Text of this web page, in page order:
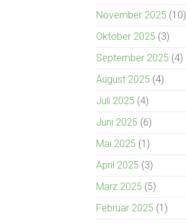
November 2025 (10)
Oktober 2025 (3)
September 2025 (4)
August 2025 (4)
Juli 2025 (4)
Juni 2025 (6)
Mai 2025 (1)
April 2025 (3)
März 2025 (5)
Februar 2025 (1)